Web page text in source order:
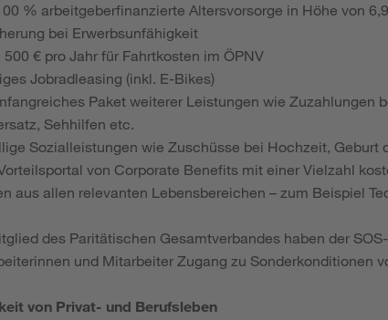
% arbeitgeberfinanzierte Altersvorsorge in Höhe von
bei Erwerbsunfähigkeit
500 € pro Jahr für Fahrtkosten im ÖPNV
Jobradleasing (inkl. E-Bikes)
Paket weiterer Leistungen wie Zuzahlungen
Sehhilfen etc.
Sozialleistungen wie Zuschüsse bei Hochzeit, Geburt
von Corporate Benefits mit einer Vielzahl
aus allen relevanten Lebensbereichen – zum Beispiel
des Paritätischen Gesamtverbandes haben der
und Mitarbeiter Zugang zu Sonderkonditionen
von Privat- und Berufsleben